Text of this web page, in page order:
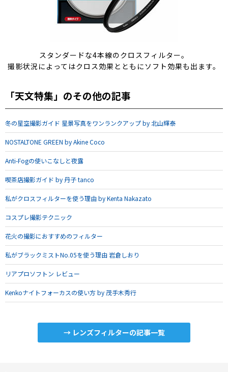
スタンダードな4本線のクロスフィルター。
撮影状況によってはクロス効果とともにソフト効果も出ます。
「天文特集」のその他の記事
冬の星空撮影ガイド 星景写真をワンランクアップ by 北山輝泰
NOSTALTONE GREEN by Akine Coco
Anti-Fogの使いこなしと夜露
喫茶店撮影ガイド by 丹子 tanco
私がクロスフィルターを使う理由 by Kenta Nakazato
コスプレ撮影テクニック
花火の撮影におすすめのフィルター
私がブラックミストNo.05を使う理由 岩倉しおり
リアプロソフトン レビュー
Kenkoナイトフォーカスの使い方 by 茂手木秀行
→ レンズフィルターの記事一覧